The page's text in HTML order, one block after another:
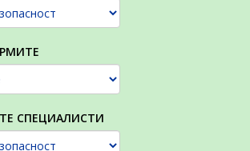
СПЕЦИАЛИСТИ